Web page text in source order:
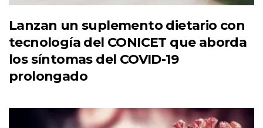
Lanzan un suplemento dietario con
tecnología del CONICET que aborda
los síntomas del COVID-19
prolongado